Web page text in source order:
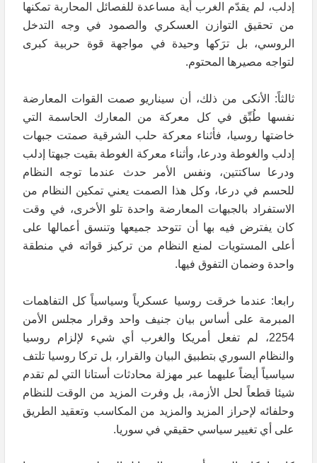
إدلب، لم يقدّم الغرب أية مساعدة للفصائل المحاربة تمكنها
من تحقيق التوازن العسكري والصمود في وجه التدخل
الروسي، بل ترَكها وحيدة في مواجهة قوة حربية كبرى
لتواجه مصيرها المحتوم.
ثالثاً: الأنكى من ذلك، أن سيناريو صمت القوات المعارضة
نفسها طُبِّق في كل معركة من المعارك الحاسمة التي
خاضتها روسيا، فأثناء معركة حلب الشرقية صمتت جبهات
إدلب والغوطة ودرعا، وأثناء معركة الغوطة بقيت جبهتا إدلب
ودرعا ساكتتين، ونفس الأمر حدث عندما توجه النظام
للحسم في درعا، وكل هذا الصمت يعني تمكين النظام من
الاستفراد بالجبهات المعارضة واحدة تلو الأخرى، في وقت
كان يفترض فيه بها أن تتوحد جميعها وتنسق أعمالها على
أعلى المستويات لمنع النظام من تركيز قواته في منطقة
واحدة وضمان التفوق فيها.
رابعا: عندما خرقت روسيا عسكرياً وسياسياً كل التفاهمات
المبرمة على أساس بيان جنيف واحد وقرار مجلس الأمن
2254، لم تفعل أمريكا والغرب أي شيء لإلزام روسيا
والنظام السوري بتطبيق البيان والقرار، بل تركا روسيا تلتف
سياسياً أيضاً عليهما عبر مهزلة محادثات أستانا التي لم تقدم
شيئا قطعاً لحل الأزمة، بل وفرت المزيد من الوقت للنظام
وحلفائه لإحراز المزيد والمزيد من المكاسب وتعقيد الطريق
على أي تغيير سياسي حقيقي في سوريا.